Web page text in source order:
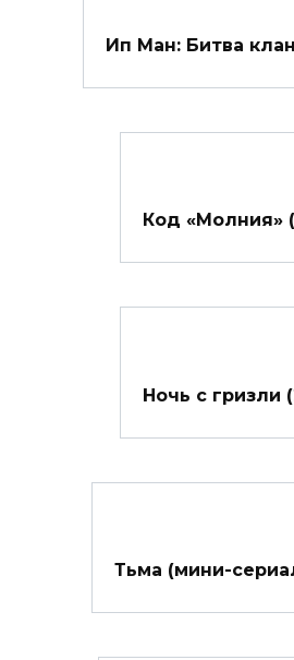
Ип Ман: Битва
Код «Молния»
Ночь с гризли
Тьма (мини-